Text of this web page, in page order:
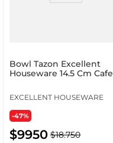
Bowl Tazon Excellent
Houseware 14.5 Cm Cafe
EXCELLENT HOUSEWARE
-47%
$9950 $18.750